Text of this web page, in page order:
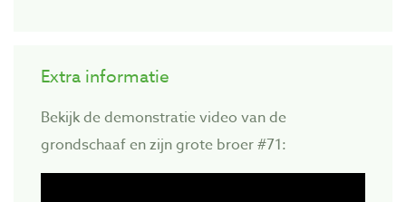
Extra informatie
Bekijk de demonstratie video van de
grondschaaf en zijn grote broer #71: